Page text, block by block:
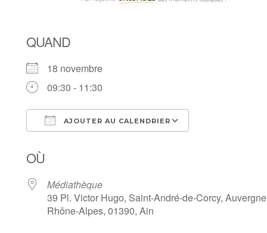
QUAND
18 novembre
09:30 - 11:30
AJOUTER AU CALENDRIER
OÙ
Médiathèque
39 Pl. Victor Hugo, Saint-André-de-Corcy,
Rhône-Alpes, 01390, Ain